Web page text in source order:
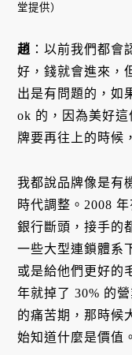
堂提供）
趙 ：以前我們都會
好，錢就會進來，
出是有問題的，如
ok 的，因為美好
牌要再往上的時候
我都說品牌像是有
時代調整。2008
銀行斷頭，接手的
一些大型連鎖體系
或是給他們更好的
年就掉了 30% 的
的痛苦期，那時候
始知道什麼是價值。